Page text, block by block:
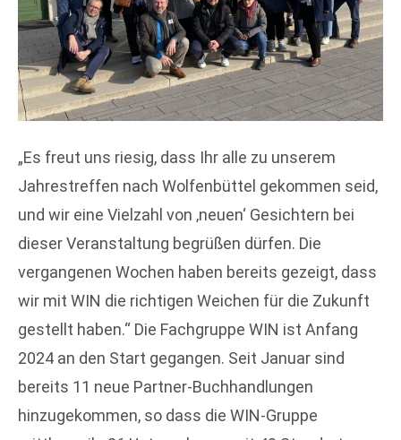
„Es freut uns riesig, dass Ihr alle zu unserem
Jahrestreffen nach Wolfenbüttel gekommen seid,
und wir eine Vielzahl von ‚neuen‘ Gesichtern bei
dieser Veranstaltung begrüßen dürfen. Die
vergangenen Wochen haben bereits gezeigt, dass
wir mit WIN die richtigen Weichen für die Zukunft
gestellt haben.“ Die Fachgruppe WIN ist Anfang
2024 an den Start gegangen. Seit Januar sind
bereits 11 neue Partner-Buchhandlungen
hinzugekommen, so dass die WIN-Gruppe